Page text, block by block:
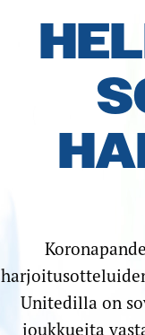
Unitedilla on
joukkueita